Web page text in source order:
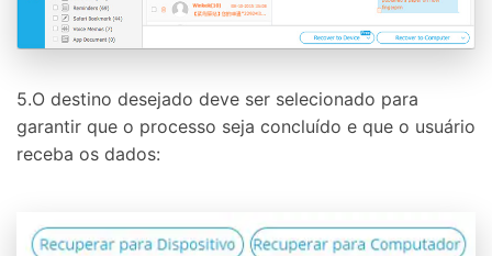
5.O destino desejado deve ser selecionado para
garantir que o processo seja concluído e que o usuário
receba os dados: